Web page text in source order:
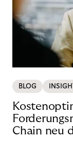
BLOG
Chain neu